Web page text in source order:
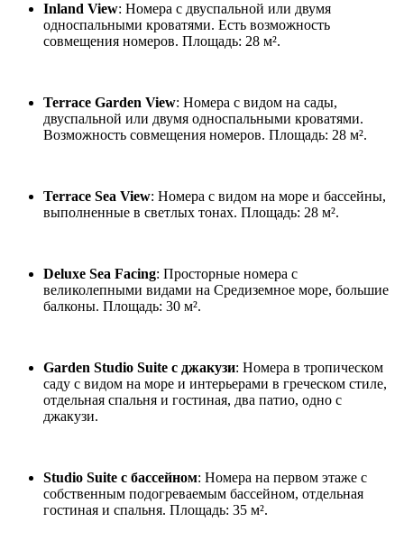
Inland View: Номера с двуспальной или двумя
односпальными кроватями. Есть возможность
совмещения номеров. Площадь: 28 м².
Terrace Garden View: Номера с видом на сады,
двуспальной или двумя односпальными кроватями.
Возможность совмещения номеров. Площадь: 28 м².
Terrace Sea View: Номера с видом на море и бассейны,
выполненные в светлых тонах. Площадь: 28 м².
Deluxe Sea Facing: Просторные номера с
великолепными видами на Средиземное море, большие
балконы. Площадь: 30 м².
Garden Studio Suite с джакузи: Номера в тропическом
саду с видом на море и интерьерами в греческом стиле,
отдельная спальня и гостиная, два патио, одно с
джакузи.
Studio Suite с бассейном: Номера на первом этаже с
собственным подогреваемым бассейном, отдельная
гостиная и спальня. Площадь: 35 м².